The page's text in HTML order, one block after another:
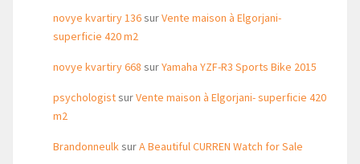
novye kvartiry 136surVente maison à Elgorjani-
superficie 420 m2
novye kvartiry 668 surYamaha YZF-R3 Sports Bike 2015
psychologistsurVente maison à Elgorjani- superficie 420
m2
BrandonneulksurA Beautiful CURREN Watch for Sale